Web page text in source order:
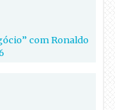
com Ronaldo